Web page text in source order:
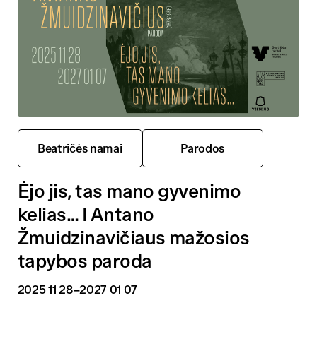
Beatričės namai Parodos
Ėjo jis, tas mano gyvenimo
kelias… I Antano
Žmuidzinavičiaus mažosios
tapybos paroda
2025 11 28–2027 01 07